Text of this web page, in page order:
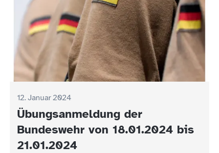
12. Januar 2024
Übungsanmeldung der
Bundeswehr von 18.01.2024 bis
21.01.2024